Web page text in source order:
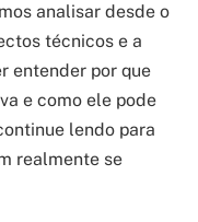
analisar desde o
técnicos e a
entender por que
e como ele pode
lendo para
realmente se